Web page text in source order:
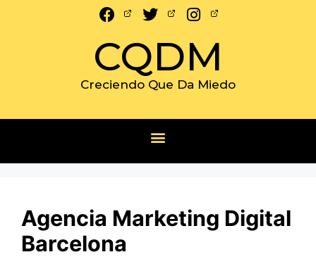
CQDM
Creciendo Que Da Miedo
Agencia Marketing Digital
Barcelona